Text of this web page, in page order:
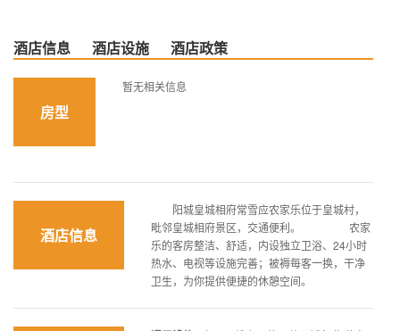
酒店信息 酒店设施 酒店政策
房型
暂无相关信息
酒店信息
阳城皇城相府常雪应农家乐位于皇城村，
毗邻皇城相府景区，交通便利。 农家
乐的客房整洁、舒适，内设独立卫浴、24小时
热水、电视等设施完善；被褥每客一换，干净
卫生，为你提供便捷的休憩空间。